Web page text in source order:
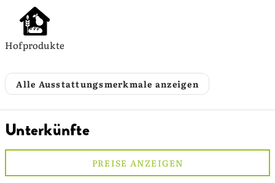
Hofprodukte
Alle Ausstattungsmerkmale anzeigen
Unterkünfte
PREISE ANZEIGEN